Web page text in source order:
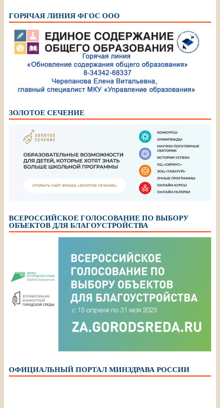
ГОРЯЧАЯ ЛИНИЯ ФГОС ООО
ЗОЛОТОЕ СЕЧЕНИЕ
ВСЕРОССИЙСКОЕ ГОЛОСОВАНИЕ ПО ВЫБОРУ
ОБЪЕКТОВ ДЛЯ БЛАГОУСТРОЙСТВА
ОФИЦИАЛЬНЫЙ ПОРТАЛ МИНЗДРАВА РОССИИ